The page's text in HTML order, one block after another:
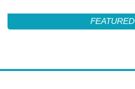
FEATURED